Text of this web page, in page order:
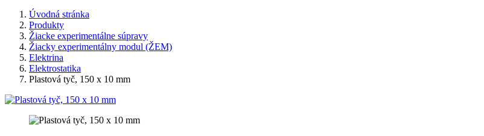
Úvodná stránka
Produkty
Žiacke experimentálne súpravy
Žiacky experimentálny modul (ŽEM)
Elektrina
Elektrostatika
Plastová tyč, 150 x 10 mm